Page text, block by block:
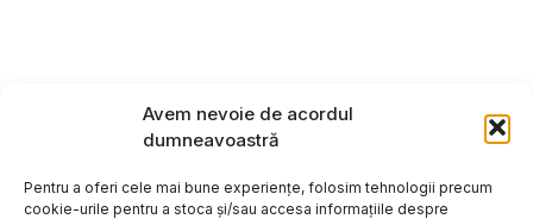
Avem nevoie de acordul
dumneavoastră
Pentru a oferi cele mai bune experiențe, folosim tehnologii precum
cookie-urile pentru a stoca și/sau accesa informațiile despre